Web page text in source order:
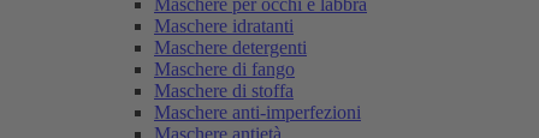
Maschere per occhi e labbra
Maschere idratanti
Maschere detergenti
Maschere di fango
Maschere di stoffa
Maschere anti-imperfezioni
Maschere antietà